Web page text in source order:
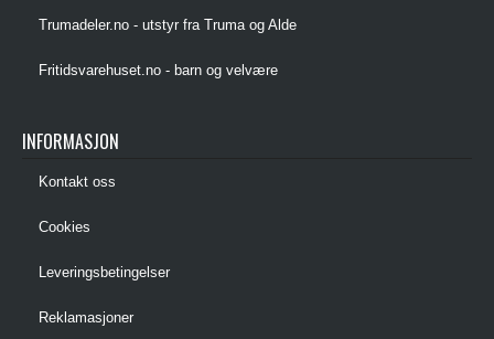
Trumadeler.no - utstyr fra Truma og Alde
Fritidsvarehuset.no - barn og velvære
INFORMASJON
Kontakt oss
Cookies
Leveringsbetingelser
Reklamasjoner